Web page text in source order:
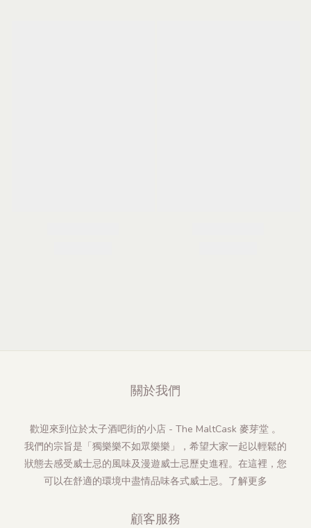
關於我們
歡迎來到位於太子酒吧街的小店 - The MaltCask 麥芽堂 。
我們的宗旨是「獨樂樂不如眾樂樂」，希望大家一起以輕鬆的
狀態去感受威士忌的風味及漫遊威士忌歷史進程。在這裡，您
可以在舒適的環境中盡情品味各式威士忌。 了解更多
顧客服務